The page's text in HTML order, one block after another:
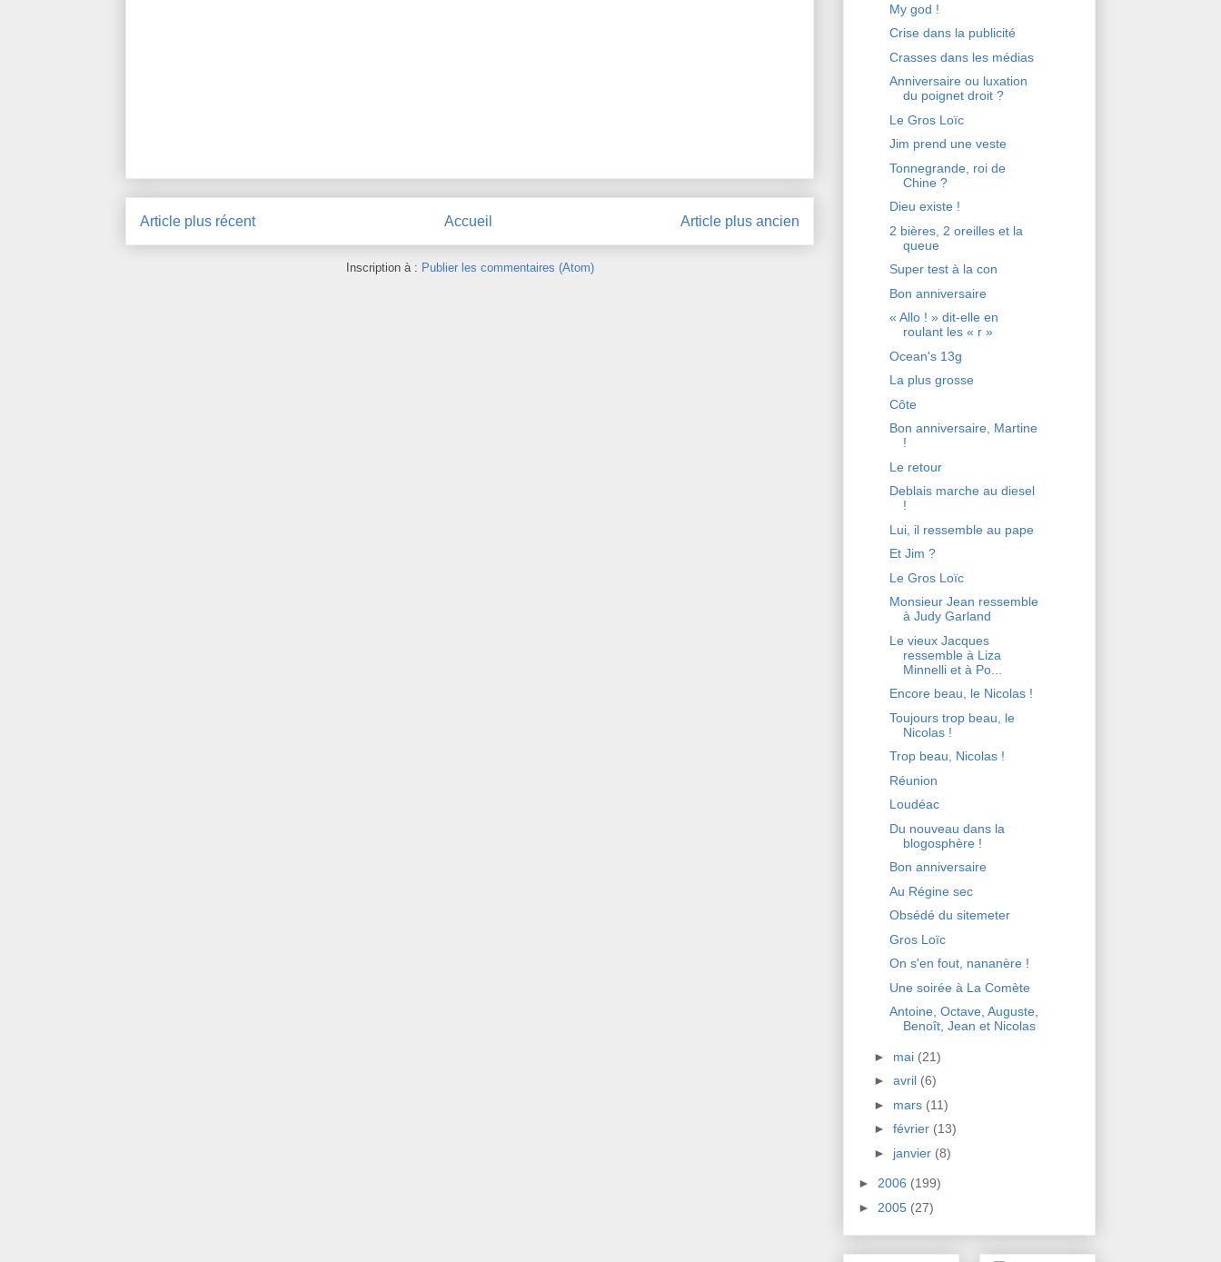
Article plus récent Article plus ancien
Accueil
Inscription à : Publier les commentaires (Atom)
My god !
Crise dans la publicité
Crasses dans les médias
Anniversaire ou luxation
du poignet droit ?
Le Gros Loïc
Jim prend une veste
Tonnegrande, roi de
Chine ?
Dieu existe !
2 bières, 2 oreilles et la
queue
Super test à la con
Bon anniversaire
« Allo ! » dit-elle en
roulant les « r »
Ocean's 13g
La plus grosse
Côte
Bon anniversaire, Martine
!
Le retour
Deblais marche au diesel
!
Lui, il ressemble au pape
Et Jim ?
Le Gros Loïc
Monsieur Jean ressemble
à Judy Garland
Le vieux Jacques
ressemble à Liza
Minnelli et à Po...
Encore beau, le Nicolas !
Toujours trop beau, le
Nicolas !
Trop beau, Nicolas !
Réunion
Loudéac
Du nouveau dans la
blogosphère !
Bon anniversaire
Au Régine sec
Obsédé du sitemeter
Gros Loïc
On s'en fout, nananère !
Une soirée à La Comète
Antoine, Octave, Auguste,
Benoît, Jean et Nicolas
► mai (21)
► avril (6)
► mars (11)
► février (13)
► janvier (8)
► 2006 (199)
► 2005 (27)